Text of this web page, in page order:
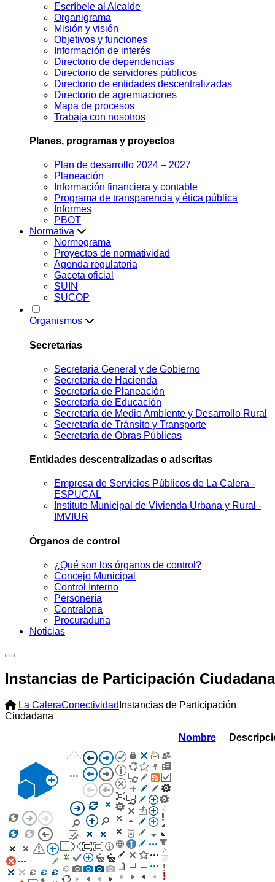
Escríbele al Alcalde
Organigrama
Misión y visión
Objetivos y funciones
Información de interés
Directorio de dependencias
Directorio de servidores públicos
Directorio de entidades descentralizadas
Directorio de agremiaciones
Mapa de procesos
Trabaja con nosotros
Planes, programas y proyectos
Plan de desarrollo 2024 – 2027
Planeación
Información financiera y contable
Programa de transparencia y ética pública
Informes
PBOT
Normativa
Normograma
Proyectos de normatividad
Agenda regulatoria
Gaceta oficial
SUIN
SUCOP
Organismos
Secretarías
Secretaría General y de Gobierno
Secretaría de Hacienda
Secretaría de Planeación
Secretaría de Educación
Secretaría de Medio Ambiente y Desarrollo Rural
Secretaría de Tránsito y Transporte
Secretaría de Obras Públicas
Entidades descentralizadas o adscritas
Empresa de Servicios Públicos de La Calera -
ESPUCAL
Instituto Municipal de Vivienda Urbana y Rural -
IMVIUR
Órganos de control
¿Qué son los órganos de control?
Concejo Municipal
Control Interno
Personería
Contraloría
Procuraduría
Noticias
Instancias de Participación Ciudadana
La CaleraConectividad Instancias de Participación
Ciudadana
Nombre